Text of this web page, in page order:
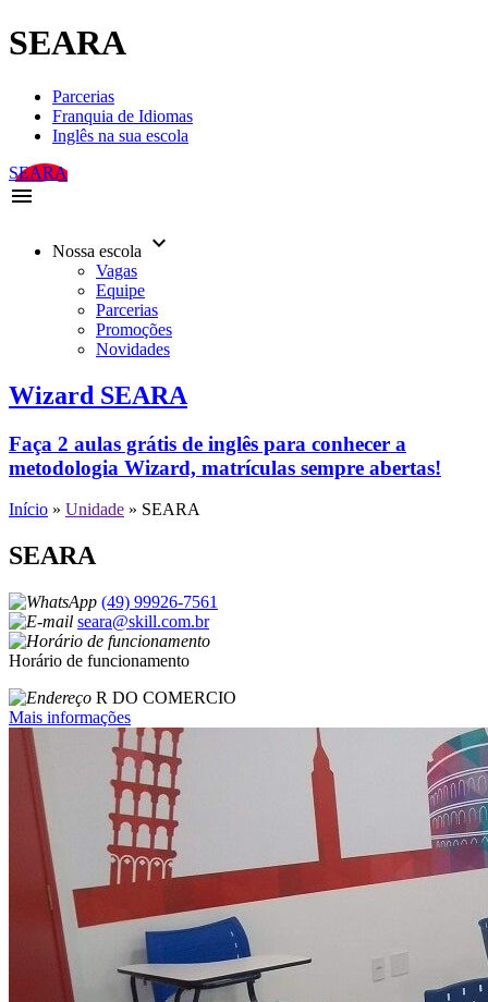
SEARA
Parcerias
Franquia de Idiomas
Inglês na sua escola
SEARA
menu
Nossa escola keyboard_arrow_down
Vagas
Equipe
Parcerias
Promoções
Novidades
Wizard SEARA
Faça 2 aulas grátis de inglês para conhecer a
metodologia Wizard, matrículas sempre abertas!
Início » Unidade » SEARA
SEARA
(49) 99926-7561
seara@skill.com.br
Horário de funcionamento
R DO COMERCIO
Mais informações